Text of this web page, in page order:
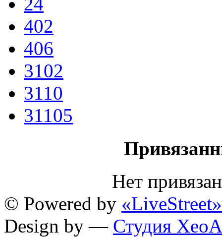
402
406
3102
3110
31105
Нет
© Powered by «LiveStreet»
Design by — Студия